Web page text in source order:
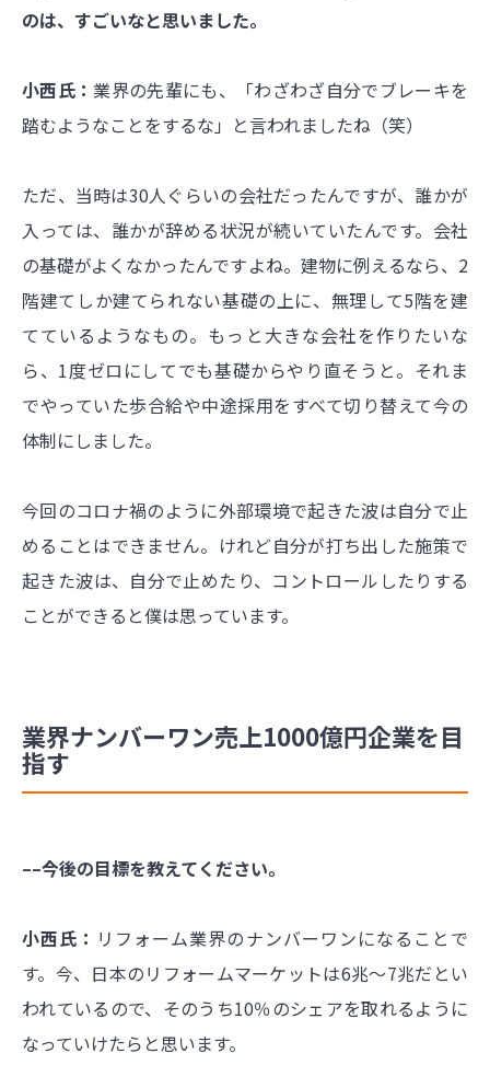
のは、すごいなと思いました。
小西氏： 業界の先輩にも、「わざわざ自分でブレーキを
踏むようなことをするな」と言われましたね（笑）
ただ、当時は30人ぐらいの会社だったんですが、誰かが
入っては、誰かが辞める状況が続いていたんです。会社
の基礎がよくなかったんですよね。建物に例えるなら、2
階建てしか建てられない基礎の上に、無理して5階を建
てているようなもの。もっと大きな会社を作りたいな
ら、1度ゼロにしてでも基礎からやり直そうと。それま
でやっていた歩合給や中途採用をすべて切り替えて今の
体制にしました。
今回のコロナ禍のように外部環境で起きた波は自分で止
めることはできません。けれど自分が打ち出した施策で
起きた波は、自分で止めたり、コントロールしたりする
ことができると僕は思っています。
業界ナンバーワン売上1000億円企業を目
指す
––今後の目標を教えてください。
小西氏： リフォーム業界のナンバーワンになることで
す。今、日本のリフォームマーケットは6兆～7兆だとい
われているので、そのうち10％のシェアを取れるように
なっていけたらと思います。